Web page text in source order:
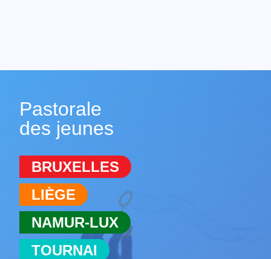
Pastorale
des jeunes
BRUXELLES
LIÈGE
NAMUR-LUX
TOURNAI